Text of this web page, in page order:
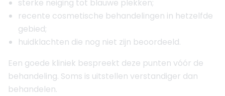
sterke neiging tot blauwe plekken;
recente cosmetische behandelingen in hetzelfde
gebied;
huidklachten die nog niet zijn beoordeeld.
Een goede kliniek bespreekt deze punten vóór de
behandeling. Soms is uitstellen verstandiger dan
behandelen.